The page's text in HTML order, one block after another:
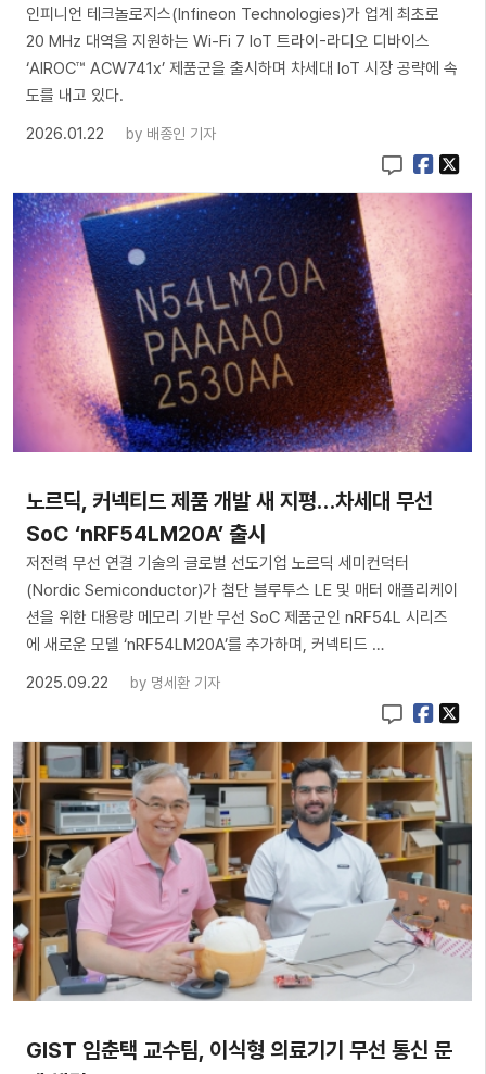
인피니언 테크놀로지스(Infineon Technologies)가 업계 최초로
20 MHz 대역을 지원하는 Wi-Fi 7 IoT 트라이-라디오 디바이스
‘AIROC™ ACW741x’ 제품군을 출시하며 차세대 IoT 시장 공략에 속
도를 내고 있다.
2026.01.22
by 배종인 기자
노르딕, 커넥티드 제품 개발 새 지평…차세대 무선
SoC ‘nRF54LM20A’ 출시
저전력 무선 연결 기술의 글로벌 선도기업 노르딕 세미컨덕터
(Nordic Semiconductor)가 첨단 블루투스 LE 및 매터 애플리케이
션을 위한 대용량 메모리 기반 무선 SoC 제품군인 nRF54L 시리즈
에 새로운 모델 ‘nRF54LM20A’를 추가하며, 커넥티드 …
2025.09.22
by 명세환 기자
GIST 임춘택 교수팀, 이식형 의료기기 무선 통신 문